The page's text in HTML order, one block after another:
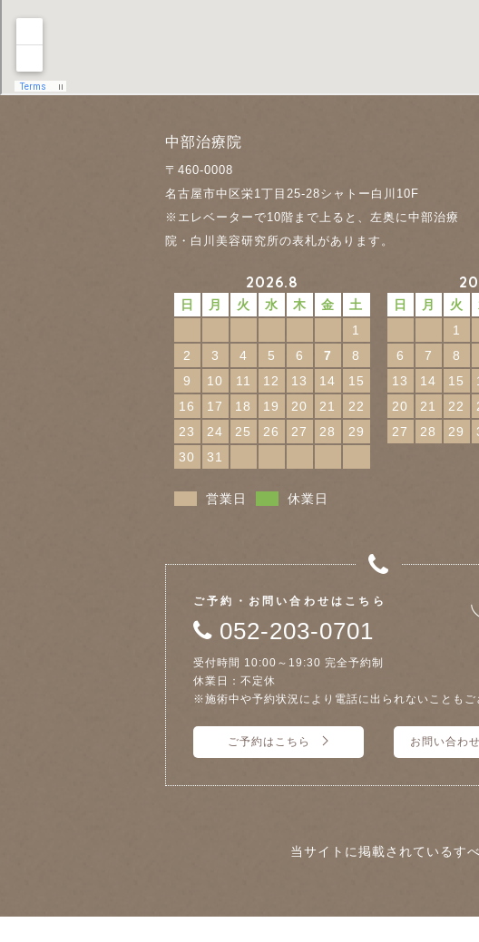
中部治療院
〒460-0008
名古屋市中区栄1丁目25-28シャトー白川10F
※エレベーターで10階まで上ると、左奥に中部治療
院・白川美容研究所の表札があります。
2026.8
日 月 火 水 木 金
土
1
2
3 4 5 6 7
8
9
10 11 12 13 14
15
16
17 18 19 20 21
22
23
24 25 26 27 28
29
30
31
日 月 火
1
6
7 8
13
14 15
20
21 22
27
28 29
営業日 休業日
ご予約・お問い合わせはこちら
052-203-0701
受付時間 10:00～19:30 完全予約制
休業日：不定休
※施術中や予約状況により電話に出られないこともご
ご予約はこちら お問い合わ
当サイトに掲載されているす